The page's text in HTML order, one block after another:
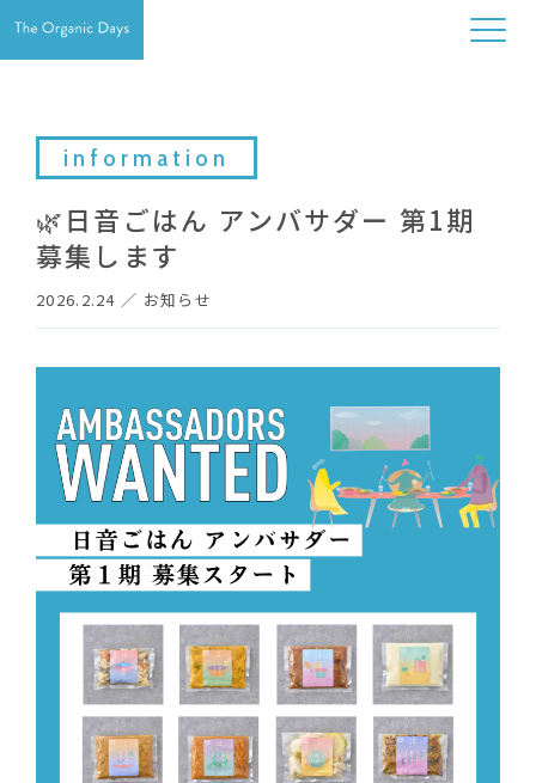
information
🌿日音ごはん アンバサダー 第1期
募集します
2026.2.24 ／ お知らせ